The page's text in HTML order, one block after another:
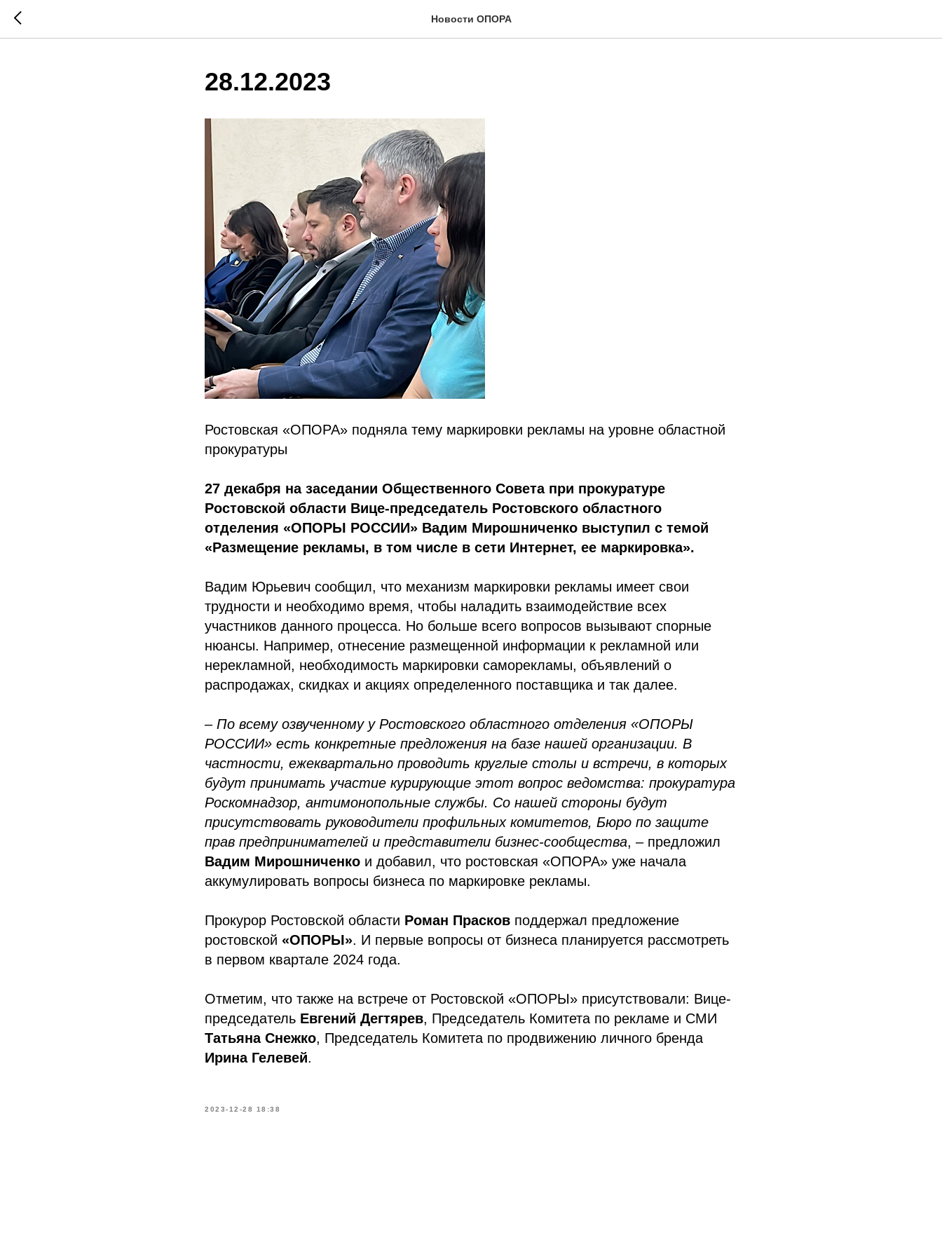
Новости ОПОРА
28.12.2023
Ростовская «ОПОРА» подняла тему маркировки рекламы на уровне областной
прокуратуры
27 декабря на заседании Общественного Совета при прокуратуре
Ростовской области Вице-председатель Ростовского областного
отделения «ОПОРЫ РОССИИ» Вадим Мирошниченко выступил с темой
«Размещение рекламы, в том числе в сети Интернет, ее маркировка».
Вадим Юрьевич сообщил, что механизм маркировки рекламы имеет свои
трудности и необходимо время, чтобы наладить взаимодействие всех
участников данного процесса. Но больше всего вопросов вызывают спорные
нюансы. Например, отнесение размещенной информации к рекламной или
нерекламной, необходимость маркировки саморекламы, объявлений о
распродажах, скидках и акциях определенного поставщика и так далее.
– По всему озвученному у Ростовского областного отделения «ОПОРЫ
РОССИИ» есть конкретные предложения на базе нашей организации. В
частности, ежеквартально проводить круглые столы и встречи, в которых
будут принимать участие курирующие этот вопрос ведомства: прокуратура
Роскомнадзор, антимонопольные службы. Со нашей стороны будут
присутствовать руководители профильных комитетов, Бюро по защите
прав предпринимателей и представители бизнес-сообщества, – предложил
Вадим Мирошниченко и добавил, что ростовская «ОПОРА» уже начала
аккумулировать вопросы бизнеса по маркировке рекламы.
Прокурор Ростовской области Роман Прасков поддержал предложение
ростовской «ОПОРЫ». И первые вопросы от бизнеса планируется рассмотреть
в первом квартале 2024 года.
Отметим, что также на встрече от Ростовской «ОПОРЫ» присутствовали: Вице-
председатель Евгений Дегтярев, Председатель Комитета по рекламе и СМИ
Татьяна Снежко, Председатель Комитета по продвижению личного бренда
Ирина Гелевей.
2023-12-28 18:38